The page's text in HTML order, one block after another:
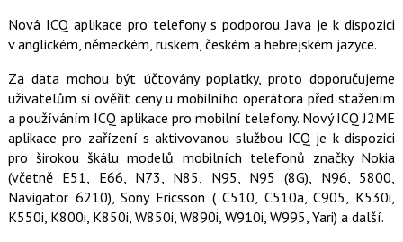
Nová ICQ aplikace pro telefony s podporou Java je k dispozici
v anglickém, německém, ruském, českém a hebrejském jazyce.
Za data mohou být účtovány poplatky, proto doporučujeme
uživatelům si ověřit ceny u mobilního operátora před stažením
a používáním ICQ aplikace pro mobilní telefony. Nový ICQ J2ME
aplikace pro zařízení s aktivovanou službou ICQ je k dispozici
pro širokou škálu modelů mobilních telefonů značky Nokia
(včetně E51, E66, N73, N85, N95, N95 (8G), N96, 5800,
Navigator 6210), Sony Ericsson ( C510, C510a, C905, K530i,
K550i, K800i, K850i, W850i, W890i, W910i, W995, Yari) a další.